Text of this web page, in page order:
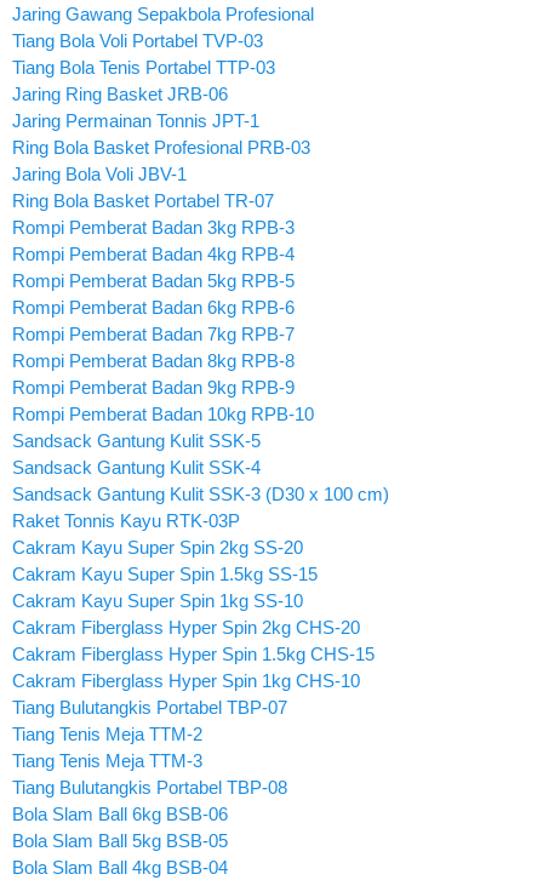
Jaring Gawang Sepakbola Profesional
Tiang Bola Voli Portabel TVP-03
Tiang Bola Tenis Portabel TTP-03
Jaring Ring Basket JRB-06
Jaring Permainan Tonnis JPT-1
Ring Bola Basket Profesional PRB-03
Jaring Bola Voli JBV-1
Ring Bola Basket Portabel TR-07
Rompi Pemberat Badan 3kg RPB-3
Rompi Pemberat Badan 4kg RPB-4
Rompi Pemberat Badan 5kg RPB-5
Rompi Pemberat Badan 6kg RPB-6
Rompi Pemberat Badan 7kg RPB-7
Rompi Pemberat Badan 8kg RPB-8
Rompi Pemberat Badan 9kg RPB-9
Rompi Pemberat Badan 10kg RPB-10
Sandsack Gantung Kulit SSK-5
Sandsack Gantung Kulit SSK-4
Sandsack Gantung Kulit SSK-3 (D30 x 100 cm)
Raket Tonnis Kayu RTK-03P
Cakram Kayu Super Spin 2kg SS-20
Cakram Kayu Super Spin 1.5kg SS-15
Cakram Kayu Super Spin 1kg SS-10
Cakram Fiberglass Hyper Spin 2kg CHS-20
Cakram Fiberglass Hyper Spin 1.5kg CHS-15
Cakram Fiberglass Hyper Spin 1kg CHS-10
Tiang Bulutangkis Portabel TBP-07
Tiang Tenis Meja TTM-2
Tiang Tenis Meja TTM-3
Tiang Bulutangkis Portabel TBP-08
Bola Slam Ball 6kg BSB-06
Bola Slam Ball 5kg BSB-05
Bola Slam Ball 4kg BSB-04